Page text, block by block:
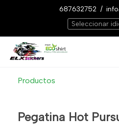
687632752 /
Seleccionar
Productos
Pegatina Hot